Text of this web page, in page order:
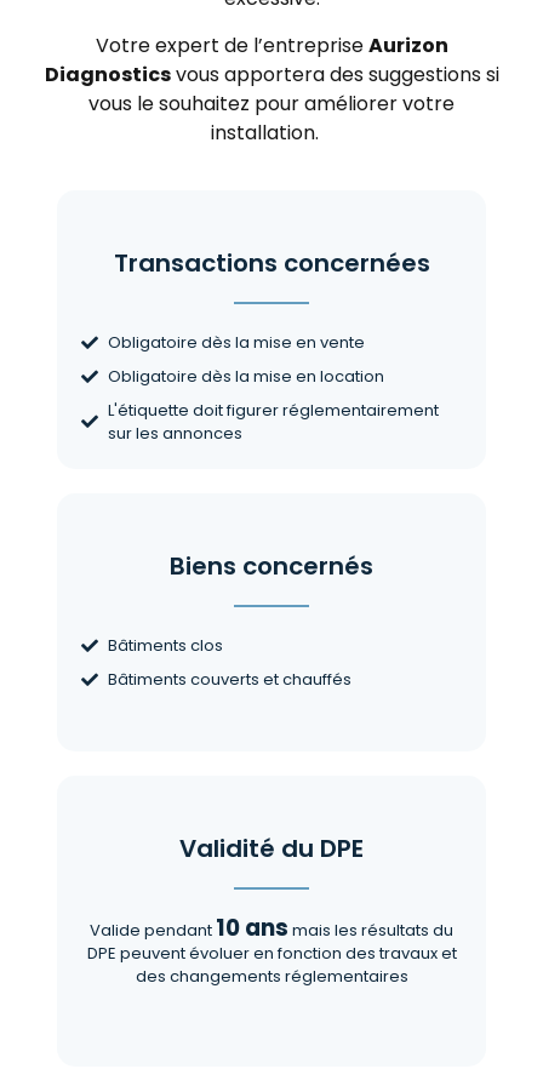
Votre expert de l’entrepriseAurizon
Diagnosticsvous apportera des suggestions si
vous le souhaitez pour améliorer votre
installation.
Transactions concernées
Obligatoire dès la mise en vente
Obligatoire dès la mise en location
L'étiquette doit figurer réglementairement
sur les annonces
Biens concernés
Bâtiments clos
Bâtiments couverts et chauffés
Validité du DPE
Valide pendant 10 ans mais les résultats du
DPE peuvent évoluer en fonction des travaux et
des changements réglementaires